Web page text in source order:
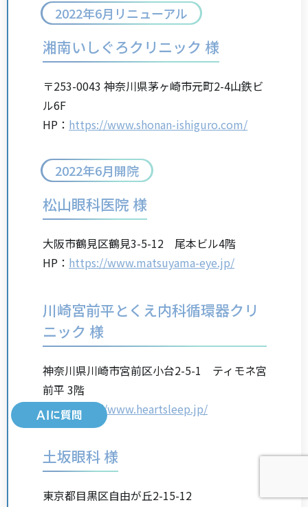
2022年6月リニューアル
湘南いしぐろクリニック 様
〒253-0043 神奈川県茅ヶ崎市元町2-4山鉄ビ
ル6F
HP： https://www.shonan-ishiguro.com/
2022年6月開院
松山眼科医院 様
大阪市鶴見区鶴見3-5-12 尾本ビル4階
HP： https://www.matsuyama-eye.jp/
川崎宮前平とくえ内科循環器クリ
ニック 様
神奈川県川崎市宮前区小台2-5-1 ティモネ宮
前平 3階
HP：https://www.heartsleep.jp/
土坂眼科 様
東京都目黒区自由が丘2-15-12